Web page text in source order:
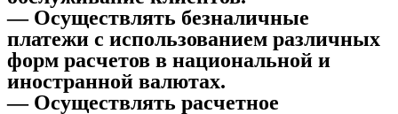
— Осуществлять безналичные
платежи с использованием различных
форм расчетов в национальной и
иностранной валютах.
— Осуществлять расчетное